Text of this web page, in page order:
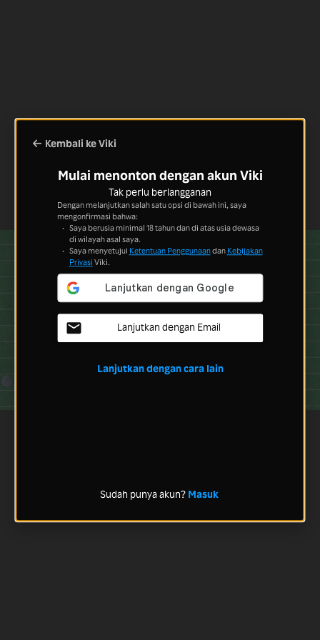
Kembali ke Viki
Mulai menonton dengan akun Viki
Tak perlu berlangganan
Dengan melanjutkan salah satu opsi di bawah ini, saya
mengonfirmasi bahwa:
Saya berusia minimal 18 tahun dan di atas usia dewasa
di wilayah asal saya.
Saya menyetujui Ketentuan Penggunaandan Kebijakan
Privasi Viki.
Lanjutkan dengan Email
Lanjutkan dengan cara lain
Sudah punya akun? Masuk